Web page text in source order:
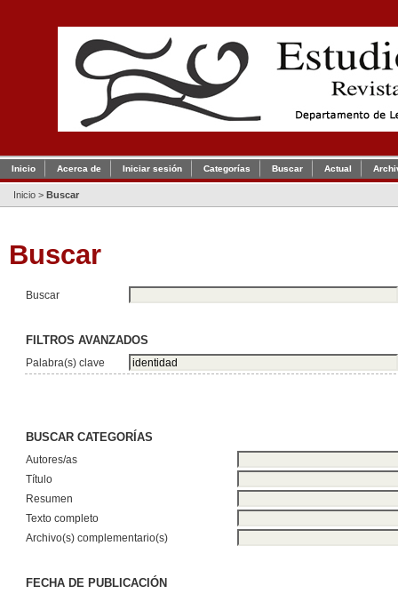
Inicio Acerca de Iniciar sesión Categorías Buscar Actual
Inicio > Buscar
Buscar
Buscar
FILTROS AVANZADOS
Palabra(s) clave
BUSCAR CATEGORÍAS
Autores/as
Título
Resumen
Texto completo
Archivo(s) complementario(s)
FECHA DE PUBLICACIÓN